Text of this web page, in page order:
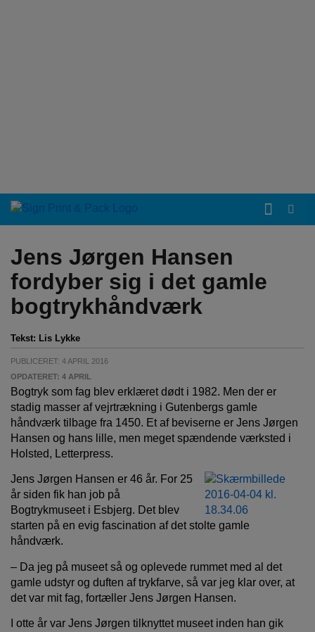
Jens Jørgen Hansen
fordyber sig i det gamle
bogtrykhåndværk
Tekst: Lis Lykke
PUBLICERET: 4 APRIL 2016
OPDATERET: 4 APRIL
Bogtryk som fag blev erklæret dødt i 1982. Men der er
stadig masser af vejrtrækning i Gutenbergs gamle
håndværk tilbage fra 1450. Et af beviserne er Jens Jørgen
Hansen og hans lille, men meget spændende værksted i
Holsted, Letterpress.
Jens Jørgen Hansen er 46 år. For 25
år siden fik han job på
Bogtrykmuseet i Esbjerg. Det blev
starten på en evig fascination af det stolte gamle
håndværk.
– Da jeg på museet så og oplevede rummet med al det
gamle udstyr og duften af trykfarve, så var jeg klar over, at
det var mit fag, fortæller Jens Jørgen Hansen.
I otte år var Jens Jørgen tilknyttet museet inden han gik